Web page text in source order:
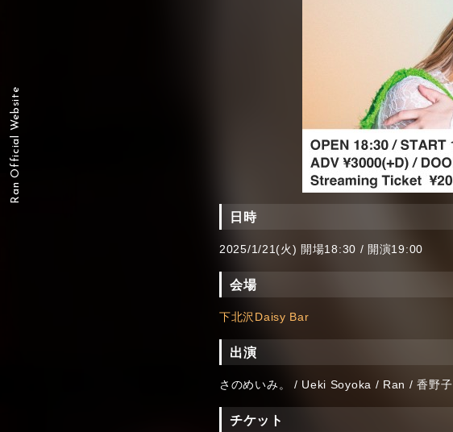
Ran Official Website
日時
2025/1/21(火) 開場18:30 / 開演19:00
会場
下北沢Daisy Bar
出演
さのめいみ。 / Ueki Soyoka / Ran / 香野子
チケット